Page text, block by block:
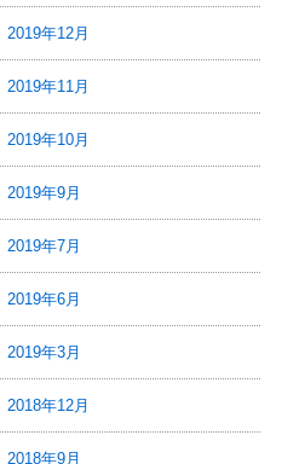
2019年12月
2019年11月
2019年10月
2019年9月
2019年7月
2019年6月
2019年3月
2018年12月
2018年9月